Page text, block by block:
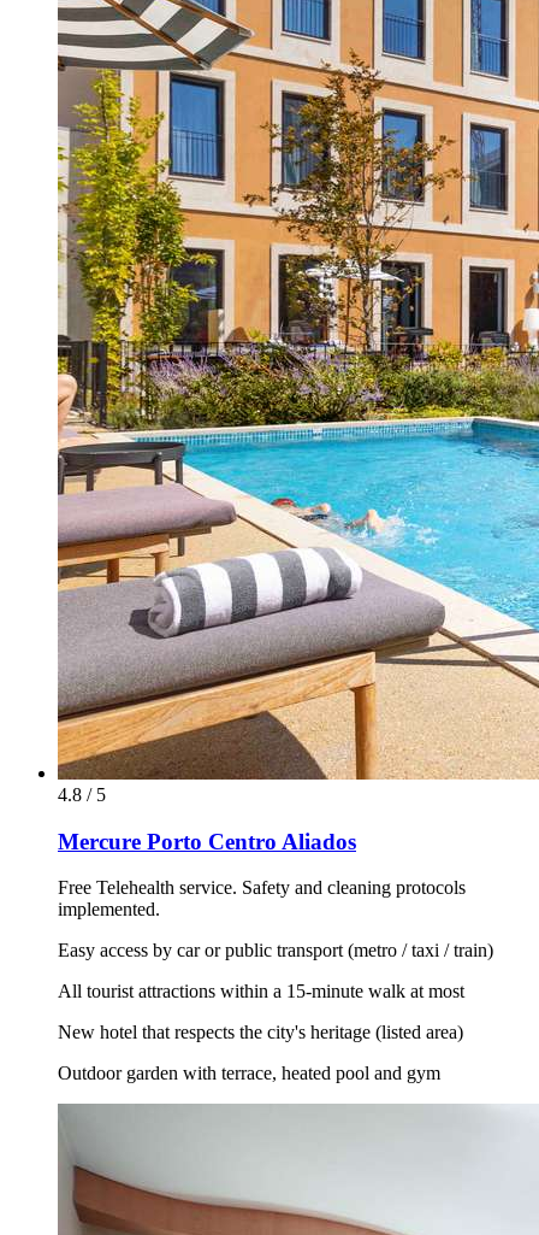
4.8 / 5
Mercure Porto Centro Aliados
Free Telehealth service. Safety and cleaning protocols
implemented.
Easy access by car or public transport (metro / taxi / train)
All tourist attractions within a 15-minute walk at most
New hotel that respects the city's heritage (listed area)
Outdoor garden with terrace, heated pool and gym